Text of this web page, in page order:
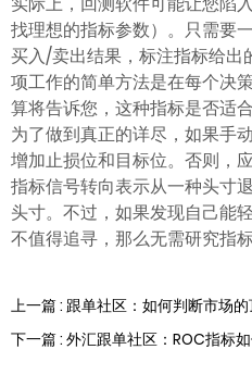
找理想的指标参数）。只需要
买入/卖出结果，标注指标给
项工作的简单方法是在每个决
算将告诉您，这种指标是否适合
为了做到真正的详尽，如果手
增加止损位和目标位。否则，
指标信号转向表示从一种头寸
头寸。不过，如果发现自己能
不值得追寻，那么无需研究指
上一篇 : 跟单社区：如何判断市场
下一篇 : 外汇跟单社区：ROC指标